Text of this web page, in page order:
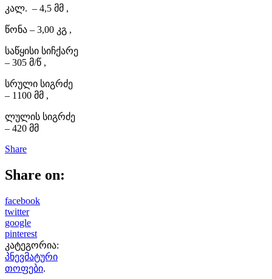
კალ. – 4,5 მმ ,
წონა – 3,00 კგ ,
საწყისი სიჩქარე
– 305 მ/წ ,
სრული სიგრძე
– 1100 მმ ,
ლულის სიგრძე
– 420 მმ
Share
Share on:
facebook
twitter
google
pinterest
კატეგორია:
პნევმატური
თოფები.